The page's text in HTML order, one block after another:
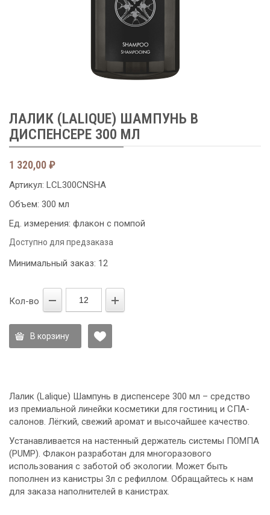
ЛАЛИК (LALIQUE) ШАМПУНЬ В
ДИСПЕНСЕРЕ 300 МЛ
1 320,00₽
Артикул: LCL300CNSHA
Объем: 300 мл
Ед. измерения: флакон с помпой
Доступно для предзаказа
Минимальный заказ: 12
Кол-во
В корзину
Лалик (Lalique) Шампунь в диспенсере 300 мл – средство
из премиальной линейки косметики для гостиниц и СПА-
салонов. Лёгкий, свежий аромат и высочайшее качество.
Устанавливается на настенный держатель системы ПОМПА
(PUMP). Флакон разработан для многоразового
использования с заботой об экологии. Может быть
пополнен из канистры 3л с рефиллом. Обращайтесь к нам
для заказа наполнителей в канистрах.